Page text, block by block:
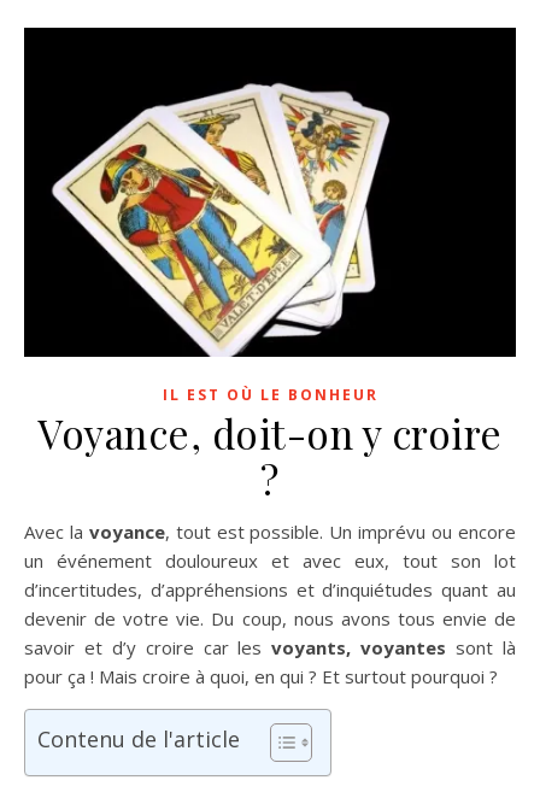
IL EST OÙ LE BONHEUR
Voyance, doit-on y croire
?
Avec la voyance, tout est possible. Un imprévu ou encore
un événement douloureux et avec eux, tout son lot
d’incertitudes, d’appréhensions et d’inquiétudes quant au
devenir de votre vie. Du coup, nous avons tous envie de
savoir et d’y croire car lesvoyants, voyantes sont là
pour ça ! Mais croire à quoi, en qui ? Et surtout pourquoi ?
Contenu de l'article